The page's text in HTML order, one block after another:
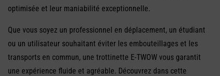
optimisée et leur maniabilité exceptionnelle.
Que vous soyez un professionnel en déplacement, un étudiant
ou un utilisateur souhaitant éviter les embouteillages et les
transports en commun, une trottinette E-TWOW vous garantit
une expérience fluide et agréable. Découvrez dans cette